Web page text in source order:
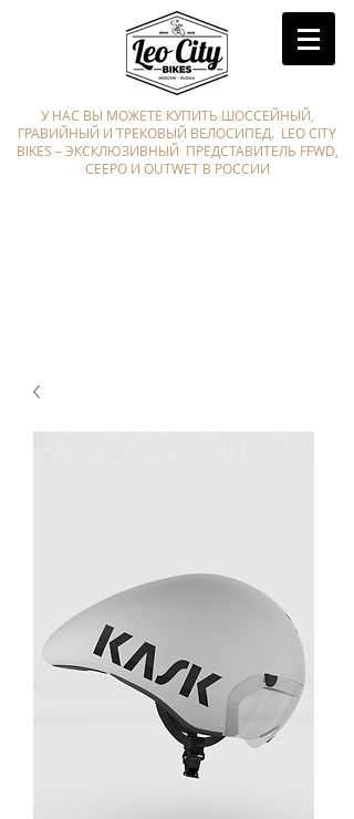
У НАС ВЫ МОЖЕТЕ КУПИТЬ ШОССЕЙНЫЙ,
ГРАВИЙНЫЙ И ТРЕКОВЫЙ ВЕЛОСИПЕД. LEO CITY
BIKES – ЭКСКЛЮЗИВНЫЙ ПРЕДСТАВИТЕЛЬ FFWD,
CEEPO И OUTWET В РОССИИ